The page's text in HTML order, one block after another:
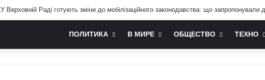
Про які комбінації клавіш на комп’ютері більшість людей не знає: технічні лайфхаки
ПОЛИТИКА В МИРЕ ОБЩЕСТВО ТЕХНО